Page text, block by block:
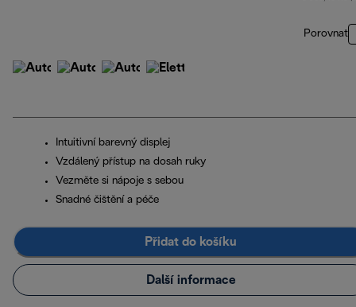
Porovnat
Intuitivní barevný displej
Vzdálený přístup na dosah ruky
Vezměte si nápoje s sebou
Snadné čištění a péče
Přidat do košíku
Další informace